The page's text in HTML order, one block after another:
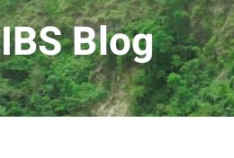
IBS Blog